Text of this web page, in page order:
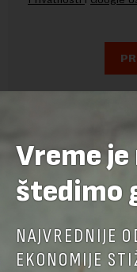
Vreme
štedimo
NAJVREDNIJE
EKONOMIJE